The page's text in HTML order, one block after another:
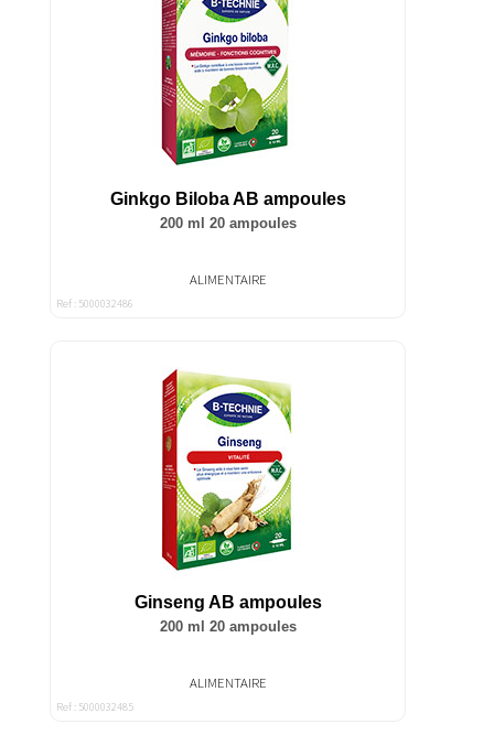
Ginkgo Biloba AB ampoules
200 ml 20 ampoules
ALIMENTAIRE
Ref : 5000032486
Ginseng AB ampoules
200 ml 20 ampoules
ALIMENTAIRE
Ref : 5000032485